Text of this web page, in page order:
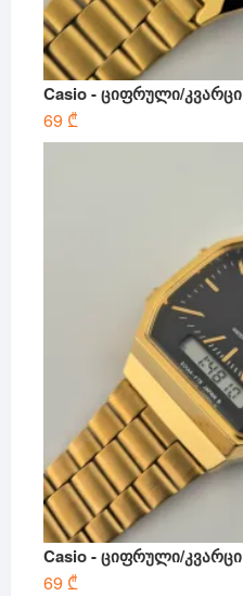
Casio - ციფრული/კვარცი
69 ₾
Casio - ციფრული/კვარცი
69 ₾